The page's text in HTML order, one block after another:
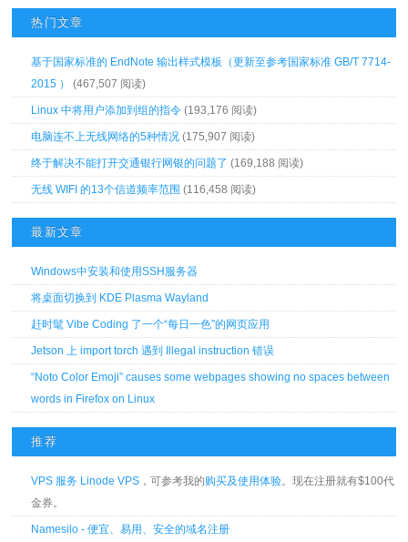
热门文章
基于国家标准的 EndNote 输出样式模板（更新至参考国家标准 GB/T 7714-
2015 ）
(467,507 阅读)
Linux 中将用户添加到组的指令 (193,176 阅读)
电脑连不上无线网络的5种情况 (175,907 阅读)
终于解决不能打开交通银行网银的问题了 (169,188 阅读)
无线 WIFI 的13个信道频率范围 (116,458 阅读)
最新文章
Windows中安装和使用SSH服务器
将桌面切换到 KDE Plasma Wayland
赶时髦 Vibe Coding 了一个“每日一色”的网页应用
Jetson 上 import torch 遇到 Illegal instruction 错误
“Noto Color Emoji” causes some webpages showing no spaces between
words in Firefox on Linux
推荐
VPS 服务 Linode VPS ，可参考我的购买及使用体验。现在注册就有$100代
金券。
Namesilo - 便宜、易用、安全的域名注册